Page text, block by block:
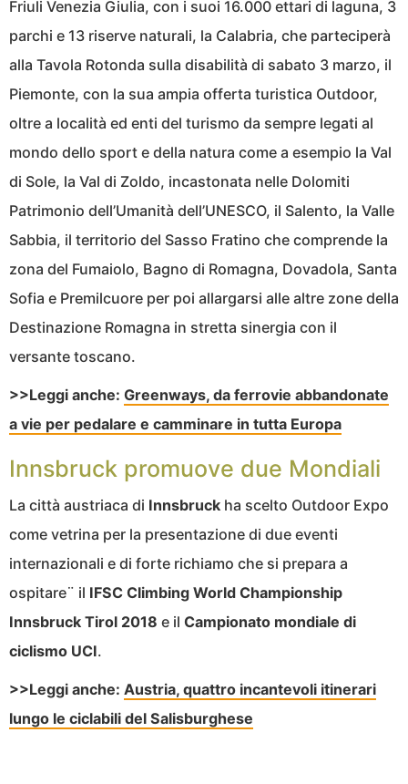
Friuli Venezia Giulia, con i suoi 16.000 ettari di laguna, 3
parchi e 13 riserve naturali, la Calabria, che parteciperà
alla Tavola Rotonda sulla disabilità di sabato 3 marzo, il
Piemonte, con la sua ampia offerta turistica Outdoor,
oltre a località ed enti del turismo da sempre legati al
mondo dello sport e della natura come a esempio la Val
di Sole, la Val di Zoldo, incastonata nelle Dolomiti
Patrimonio dell’Umanità dell’UNESCO, il Salento, la Valle
Sabbia, il territorio del Sasso Fratino che comprende la
zona del Fumaiolo, Bagno di Romagna, Dovadola, Santa
Sofia e Premilcuore per poi allargarsi alle altre zone della
Destinazione Romagna in stretta sinergia con il
versante toscano.
>>Leggi anche: Greenways, da ferrovie abbandonate
a vie per pedalare e camminare in tutta Europa
Innsbruck promuove due Mondiali
La città austriaca di Innsbruck ha scelto Outdoor Expo
come vetrina per la presentazione di due eventi
internazionali e di forte richiamo che si prepara a
ospitare¨ il IFSC Climbing World Championship
Innsbruck Tirol 2018 e il Campionato mondiale di
ciclismo UCI.
>>Leggi anche: Austria, quattro incantevoli itinerari
lungo le ciclabili del Salisburghese